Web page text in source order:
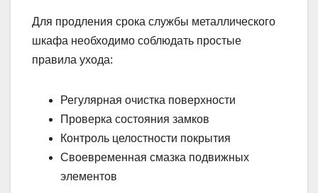
Для продления срока службы металлического
шкафа необходимо соблюдать простые
правила ухода:
Регулярная очистка поверхности
Проверка состояния замков
Контроль целостности покрытия
Своевременная смазка подвижных
элементов